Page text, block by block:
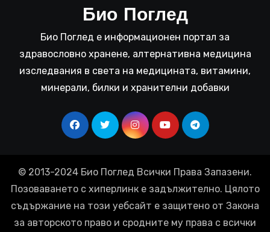
Био Поглед
Био Поглед е информационен портал за
здравословно хранене, алтернативна медицина
изследвания в света на медицината, витамини,
минерали, билки и хранителни добавки
© 2013-2024 Био Поглед Всички Права Запазени.
Позоваването с хиперлинк е задължително. Цялото
съдържание на този уебсайт е защитено от Закона
за авторското право и сродните му права с всички